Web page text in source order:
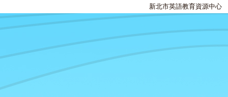
新北市英語教育資源中心